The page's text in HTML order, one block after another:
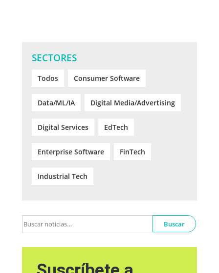
SECTORES
Todos Consumer Software
Data/ML/IA Digital Media/Advertising
Digital Services EdTech
Enterprise Software FinTech
Industrial Tech
Buscar